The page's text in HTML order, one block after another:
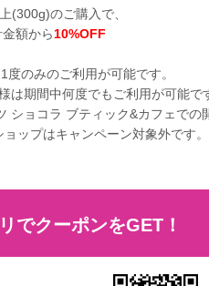
(300g)のご購入で、
額から10%OFF
度のみのご利用が可能です。
期間中何度でもご利用が可能で
ョコラ ブティック&カフェでの
ップはキャンペーン対象外です。
でクーポンをGET！